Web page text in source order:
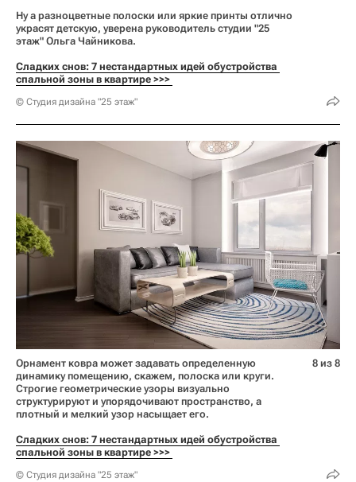
Ну а разноцветные полоски или яркие принты отлично
украсят детскую, уверена руководитель студии "25
этаж" Ольга Чайникова.
Сладких снов: 7 нестандартных идей обустройства
спальной зоны в квартире >>>
© Студия дизайна "25 этаж"
Орнамент ковра может задавать определенную
динамику помещению, скажем, полоска или круги.
Строгие геометрические узоры визуально
структурируют и упорядочивают пространство, а
плотный и мелкий узор насыщает его.
Сладких снов: 7 нестандартных идей обустройства
спальной зоны в квартире >>>
© Студия дизайна "25 этаж"
8 из 8